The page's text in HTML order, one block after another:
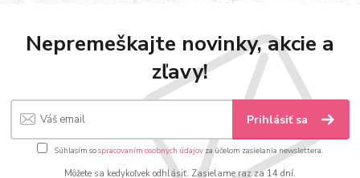
Nepremeškajte novinky, akcie a
zľavy!
Prihlásiť sa
Súhlasím sospracovaním osobných údajov za účelom zasielania newslettera.
Môžete sa kedykoľvek odhlásiť. Zasielame raz za 14 dní.